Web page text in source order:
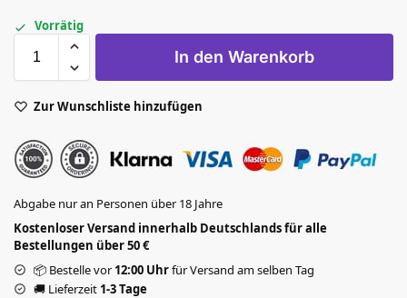
Vorrätig
In den Warenkorb
Zur Wunschliste hinzufügen
Abgabe nur an Personen über 18 Jahre
Kostenloser Versand innerhalb Deutschlands für alle
Bestellungen über 50 €
📦 Bestelle vor12:00 Uhrfür Versand am selben Tag
🚚 Lieferzeit 1-3 Tage